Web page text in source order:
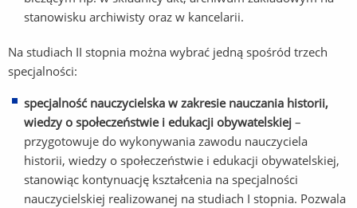
stanowisku archiwisty oraz w kancelarii.
Na studiach II stopnia można wybrać jedną spośród trzech
specjalności:
specjalność nauczycielska w zakresie nauczania historii,
wiedzy o społeczeństwie i edukacji obywatelskiej –
przygotowuje do wykonywania zawodu nauczyciela
historii, wiedzy o społeczeństwie i edukacji obywatelskiej,
stanowiąc kontynuację kształcenia na specjalności
nauczycielskiej realizowanej na studiach I stopnia. Pozwala